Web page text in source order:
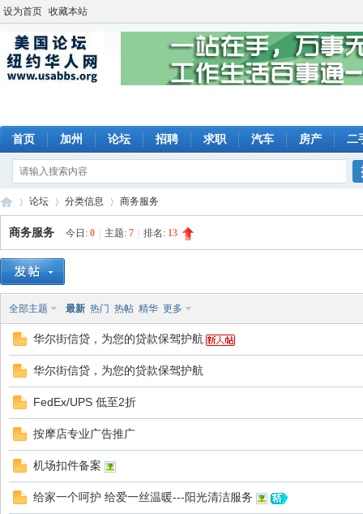
设为首页 收藏本站
首页 加州 论坛 招聘 求职 汽车 房产 二
»
论坛
›
分类信息 商务服务
商务服务 今日: 0 主题: 7 排名: 13
全部主题 最新 热门 热帖 精华 更多
华尔街信贷，为您的贷款保驾护航
华尔街信贷，为您的贷款保驾护航
FedEx/UPS 低至2折
按摩店专业广告推广
机场扣件备案
给家一个呵护 给爱一丝温暖---阳光清洁服务